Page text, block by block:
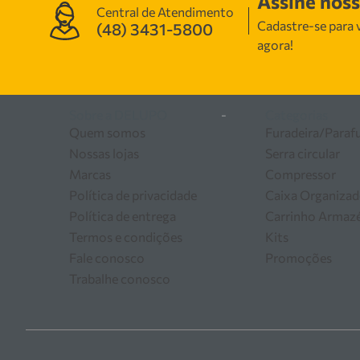
Contamos com uma
manutenção,
as melhores soluções
Central de Atendimento
(48) 3431-5800
Cadastre-se para
agora!
-